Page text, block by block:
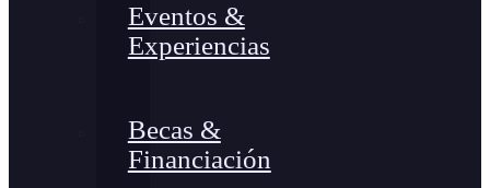
Eventos &
Experiencias
Becas &
Financiación